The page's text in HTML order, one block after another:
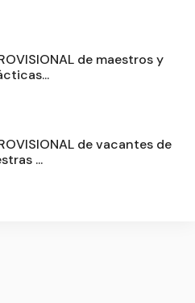
de maestros y
de vacantes de
...